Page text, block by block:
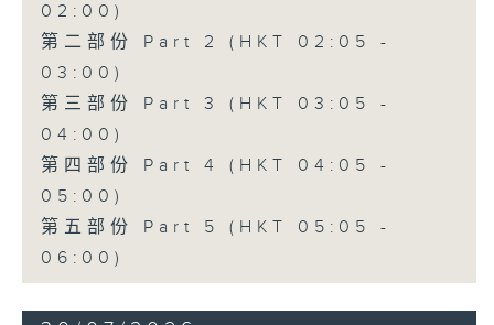
02:00)
第二部份 Part 2 (HKT 02:05 -
03:00)
第三部份 Part 3 (HKT 03:05 -
04:00)
第四部份 Part 4 (HKT 04:05 -
05:00)
第五部份 Part 5 (HKT 05:05 -
06:00)